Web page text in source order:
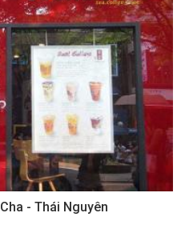
- Thái Nguyên